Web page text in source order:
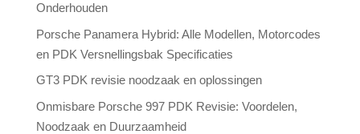
Onderhouden
Porsche Panamera Hybrid: Alle Modellen, Motorcodes
en PDK Versnellingsbak Specificaties
GT3 PDK revisie noodzaak en oplossingen
Onmisbare Porsche 997 PDK Revisie: Voordelen,
Noodzaak en Duurzaamheid